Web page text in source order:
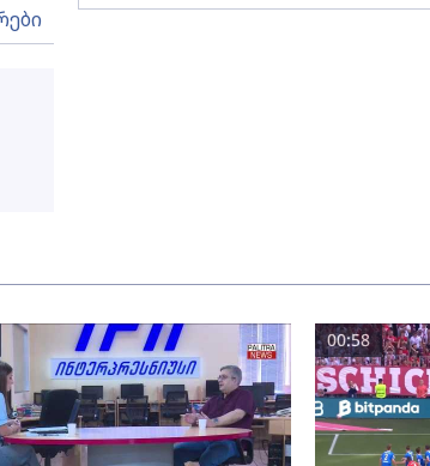
00:58